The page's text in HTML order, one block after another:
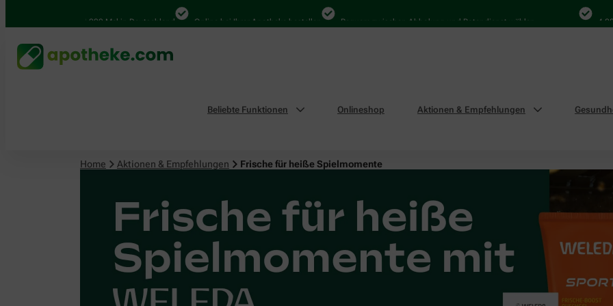
4.000 Mal in Deutschland Online bei Ihrer Apotheke bestellen Bequem zwischen Abholung und Botendienst wählen 4.000 Mal
Beliebte Funktionen Onlineshop Aktionen & Empfehlungen
Home Aktionen & Empfehlungen Frische für heiße Spielmomente